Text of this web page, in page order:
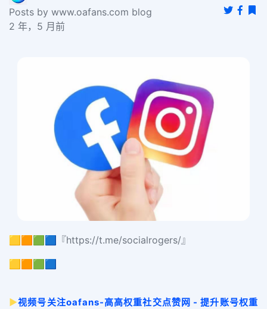
Posts by www.oafans.com blog
2 年，5 月前
🟨🟧🟩🟦『https://t.me/socialrogers/』
🟨🟧🟩🟦
▶视频号关注oafans-高高权重社交点赞网 - 提升账号权重